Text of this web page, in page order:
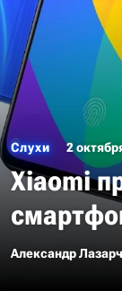
Слухи 2
Xiaomi
Александр